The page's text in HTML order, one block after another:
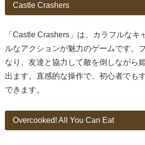
Castle Crashers
「Castle Crashers」は、カラフルなキ
ルなアクションが魅力のゲームです。
なり、友達と協力して敵を倒しながら
出ます。直感的な操作で、初心者でも
できます。
Overcooked! All You Can Eat